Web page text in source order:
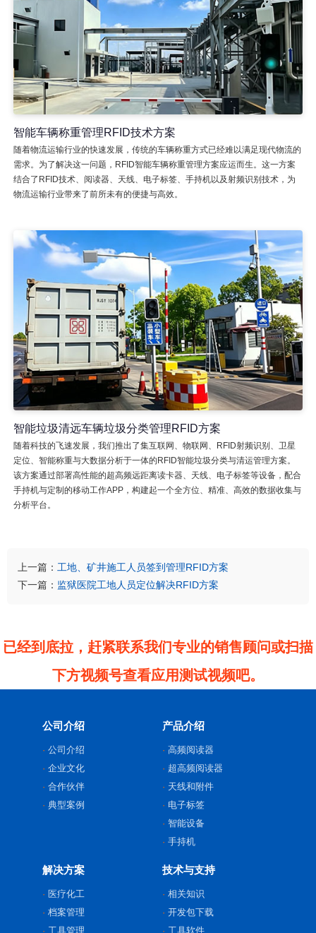
智能车辆称重管理RFID技术方案
随着物流运输行业的快速发展，传统的车辆称重方式已经难以满足现代物流的
需求。为了解决这一问题，RFID智能车辆称重管理方案应运而生。这一方案
结合了RFID技术、阅读器、天线、电子标签、手持机以及射频识别技术，为
物流运输行业带来了前所未有的便捷与高效。
智能垃圾清远车辆垃圾分类管理RFID方案
随着科技的飞速发展，我们推出了集互联网、物联网、RFID射频识别、卫星
定位、智能称重与大数据分析于一体的RFID智能垃圾分类与清运管理方案。
该方案通过部署高性能的超高频远距离读卡器、天线、电子标签等设备，配合
手持机与定制的移动工作APP，构建起一个全方位、精准、高效的数据收集与
分析平台。
上一篇： 工地、矿井施工人员签到管理RFID方案
下一篇： 监狱医院工地人员定位解决RFID方案
已经到底拉，赶紧联系我们专业的销售顾问或扫描
下方视频号查看应用测试视频吧。
公司介绍
公司介绍
企业文化
合作伙伴
典型案例
产品介绍
高频阅读器
超高频阅读器
天线和附件
电子标签
智能设备
手持机
解决方案
医疗化工
档案管理
工具管理
技术与支持
相关知识
开发包下载
工具软件